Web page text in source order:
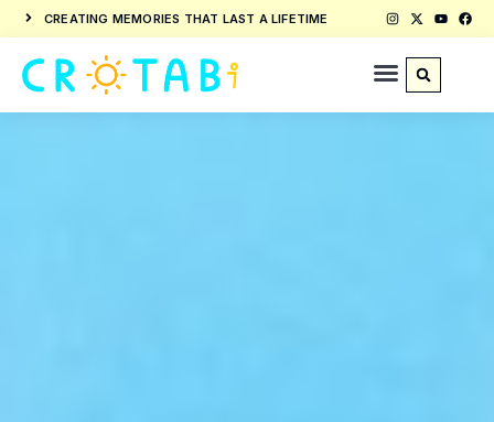
CREATING MEMORIES THAT LAST A LIFETIME